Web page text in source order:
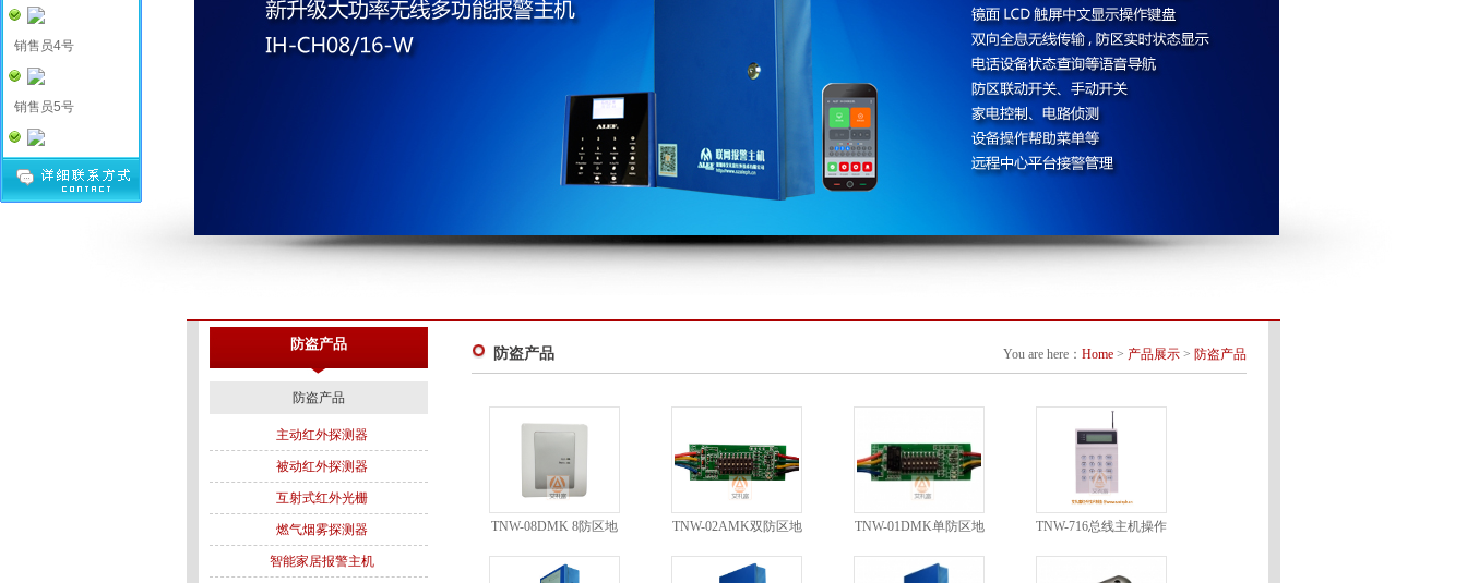
防盗产品
防盗产品
主动红外探测器
被动红外探测器
互射式红外光栅
燃气烟雾探测器
智能家居报警主机
防盗产品 You are here： Home > 产品展示 > 防盗产品
TNW-08DMK 8防区地
TNW-02AMK双防区地
TNW-01DMK单防区地
TNW-716总线主机操作
销售员4号
销售员5号